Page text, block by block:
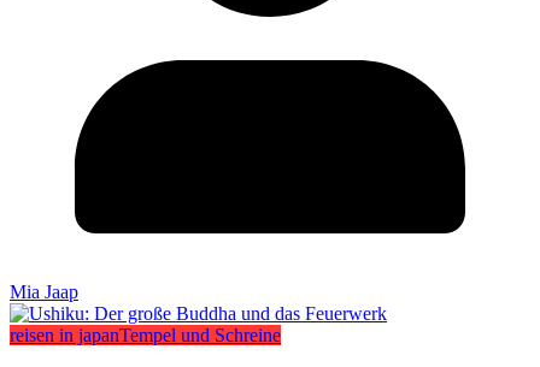
Mia Jaap
reisen in japanTempel und Schreine